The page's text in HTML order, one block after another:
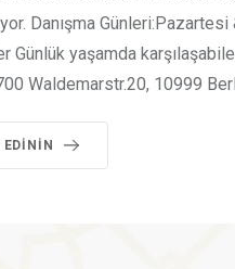
Danışma
Günlük yaşamda
Waldemarstr.20, 10999